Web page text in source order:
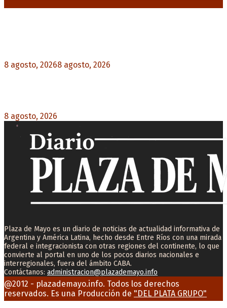
8 agosto, 20268 agosto, 2026
8 agosto, 2026
Plaza de Mayo es un diario de noticias de actualidad informativa de
Argentina y América Latina, hecho desde Entre Ríos con una mirada
federal e integracionista con otras regiones del continente, lo que
convierte al portal en uno de los pocos diarios nacionales e
interregionales, fuera del ámbito CABA.
Contáctanos: administracion@plazademayo.info
Facebook
Twitter
Instagram
Youtube
Email
@2012 - plazademayo.info. Todos los derechos
reservados. Es una Producción de "DEL PLATA GRUPO"